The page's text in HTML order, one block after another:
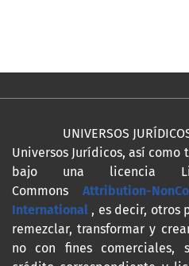
UNIVERSOS
Universos Jurídicos, así como
bajo una licencia
Commons Attribution-
International , es decir, otros
remezclar, transformar y
no con fines comerciales,